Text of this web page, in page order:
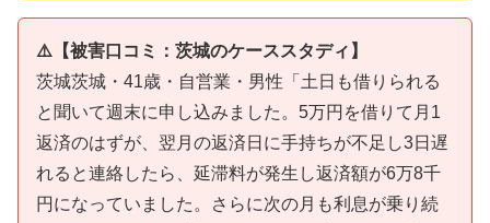
⚠️【被害口コミ：茨城のケーススタディ】
茨城茨城・41歳・自営業・男性「土日も借りられる
と聞いて週末に申し込みました。5万円を借りて月1
返済のはずが、翌月の返済日に手持ちが不足し3日遅
れると連絡したら、延滞料が発生し返済額が6万8千
円になっていました。さらに次の月も利息が乗り続